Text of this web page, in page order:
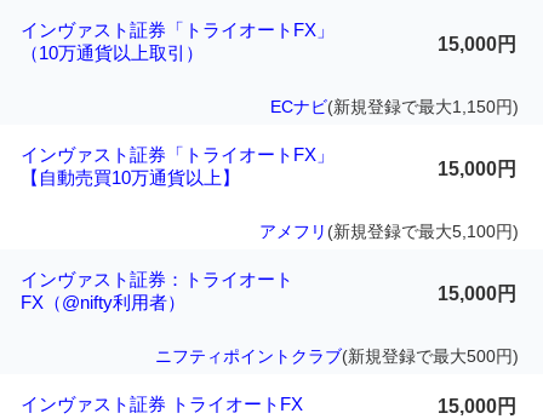
インヴァスト証券「トライオートFX」
（10万通貨以上取引）
15,000円
ECナビ(新規登録で最大1,150円)
インヴァスト証券「トライオートFX」
【自動売買10万通貨以上】
15,000円
アメフリ (新規登録で最大5,100円)
インヴァスト証券：トライオート
FX（@nifty利用者）
15,000円
ニフティポイントクラブ(新規登録で最大500円)
インヴァスト証券 トライオートFX 15,000円